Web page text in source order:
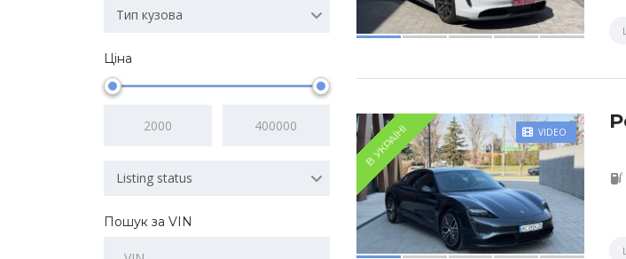
Тип кузова
Ціна
Listing status
Пошук за VIN
VIDEO
В УКРАЇНІ